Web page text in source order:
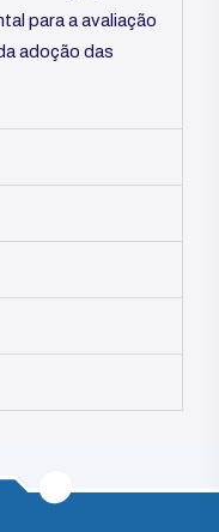
para a avaliação
adoção das